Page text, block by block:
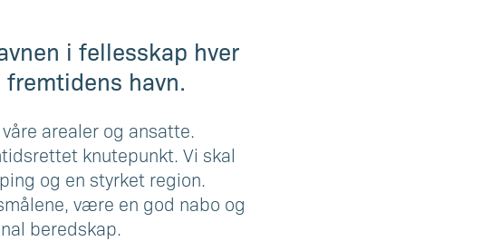
i fellesskap hver
havn.
arealer og ansatte.
knutepunkt. Vi skal
og en styrket region.
være en god nabo og
beredskap.